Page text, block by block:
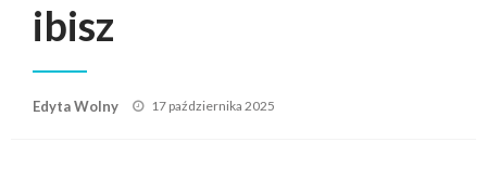
ibisz
Edyta Wolny
Posted
17 października 2025